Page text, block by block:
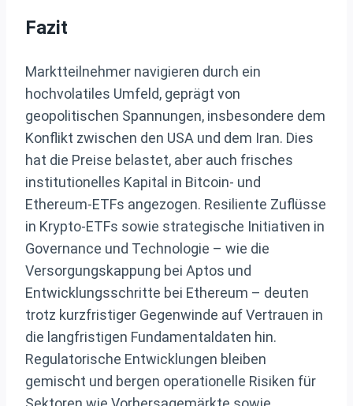
Fazit
Marktteilnehmer navigieren durch ein
hochvolatiles Umfeld, geprägt von
geopolitischen Spannungen, insbesondere dem
Konflikt zwischen den USA und dem Iran. Dies
hat die Preise belastet, aber auch frisches
institutionelles Kapital in Bitcoin- und
Ethereum-ETFs angezogen. Resiliente Zuflüsse
in Krypto-ETFs sowie strategische Initiativen in
Governance und Technologie – wie die
Versorgungskappung bei Aptos und
Entwicklungsschritte bei Ethereum – deuten
trotz kurzfristiger Gegenwinde auf Vertrauen in
die langfristigen Fundamentaldaten hin.
Regulatorische Entwicklungen bleiben
gemischt und bergen operationelle Risiken für